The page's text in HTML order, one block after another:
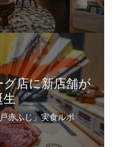
店に新店舗が
生
赤ふじ」実食ルポ